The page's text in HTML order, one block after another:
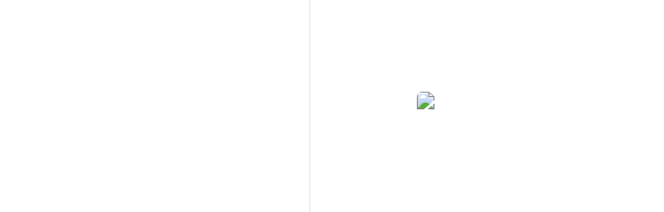
PSP detém suspeitos de furtos de